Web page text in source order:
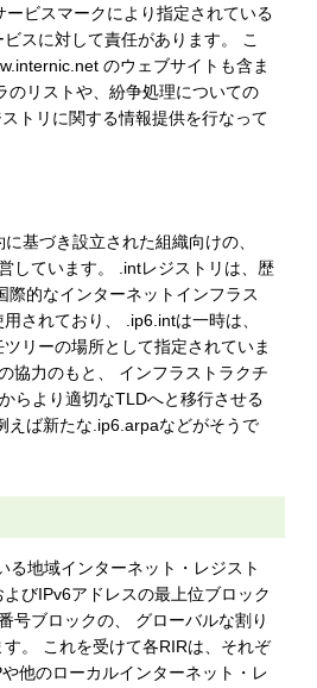
ビスマークにより指定されている
スに対して責任があります。 こ
のウェブサイトも含ま
のリストや、紛争処理についての
トリに関する情報提供を行なって
基づき設立された組織向けの、
しています。 .intレジストリは、歴
際的なインターネットインフラス
されており、 .ip6.intは一時は、
リーの場所として指定されていま
協力のもと、 インフラストラクチ
らより適切なTLDへと移行させる
えば新たな.ip6.arpaなどがそうで
地域インターネット・レジスト
びIPv6アドレスの最上位ブロック
号ブロックの、 グローバルな割り
。 これを受けて各RIRは、それぞ
他のローカルインターネット・レ